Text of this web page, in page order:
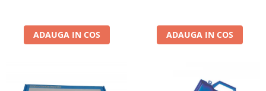
ADAUGA IN COS ADAUGA IN COS